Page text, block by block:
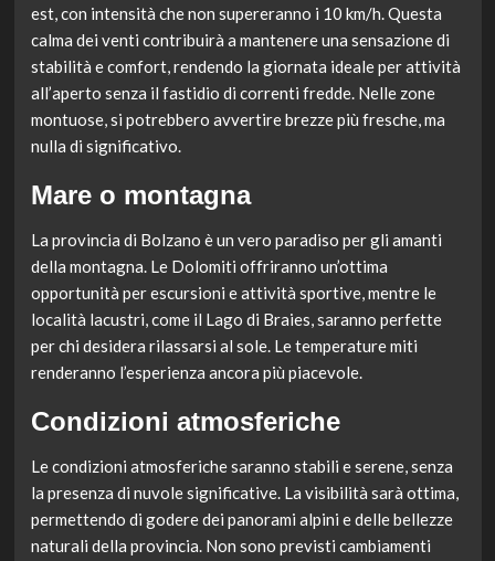
est, con intensità che non supereranno i 10 km/h. Questa
calma dei venti contribuirà a mantenere una sensazione di
stabilità e comfort, rendendo la giornata ideale per attività
all’aperto senza il fastidio di correnti fredde. Nelle zone
montuose, si potrebbero avvertire brezze più fresche, ma
nulla di significativo.
Mare o montagna
La provincia di Bolzano è un vero paradiso per gli amanti
della montagna. Le Dolomiti offriranno un’ottima
opportunità per escursioni e attività sportive, mentre le
località lacustri, come il Lago di Braies, saranno perfette
per chi desidera rilassarsi al sole. Le temperature miti
renderanno l’esperienza ancora più piacevole.
Condizioni atmosferiche
Le condizioni atmosferiche saranno stabili e serene, senza
la presenza di nuvole significative. La visibilità sarà ottima,
permettendo di godere dei panorami alpini e delle bellezze
naturali della provincia. Non sono previsti cambiamenti